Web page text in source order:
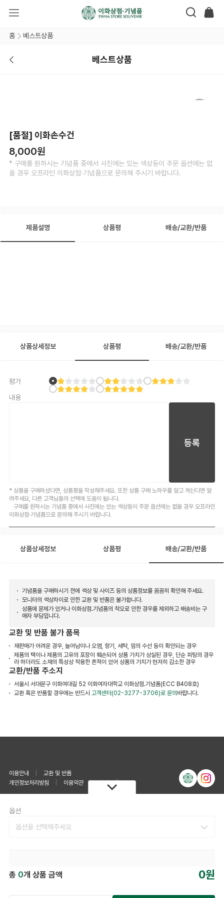
홈 베스트상품
베스트상품
[품절] 이화손수건
8,000원
* 구매를 원하시는 기념품 중에서 사진에는 있는 색상등이 주문 옵션에는 없
을 경우 오프라인 이화상점·기념품으로 문의해 주시기 바랍니다.
제품설명 상품평 배송/교환/반품
상품상세정보 상품평 배송/교환/반품
평가
내용
* 상품을 구매하셨다면, 상품평을 작성해주세요. 또한 상품 구매 노하우를 알고 계신다면 알
려주세요, 다른 고객님들의 선택에 도움이 됩니다.
구매를 원하시는 기념품 중에서 사진에는 있는 색상등이 주문 옵션에는 없을 경우 오프라인
이화상점·기념품으로 문의해 주시기 바랍니다.
상품상세정보 상품평 배송/교환/반품
기념품을 구매하시기 전에 색상 및 사이즈 등의 상품정보를 꼼꼼히 확인해 주세요.
모니터의 색상차이로 인한 교환 및 반품은 불가합니다.
상품에 문제가 있거나 이화상점.기념품의 착오로 인한 경우를 제외하고 배송비는 구
매자 부담입니다.
교환 및 반품 불가 품목
재판매가 어려운 경우, 늘어남이나 오염, 향기, 세탁, 임의 수선 등이 확인되는 경우
제품의 택이나 제품의 고유의 포장이 훼손되어 상품 가치가 상실된 경우, 단순 피팅의 경우
라 하더라도 소재의 특성상 착용한 흔적이 있어 상품의 가치가 현저히 감소한 경우
교환/반품 주소지
서울시 서대문구 이화여대길 52 이화여자대학교 이화상점.기념품(ECC B408호)
교환 혹은 반품할 경우에는 반드시 고객센터(02-3277-3706)로 문의 바랍니다.
옵션
옵션을 선택해주세요
총 0개 상품 금액 0원
이용안내
교환 및 반품
개인정보처리방침
이용약관 | 사이트맵
02-3277-3706
관(대현동, 이화여자대학교)
대표자 : 박애영 개인정보관리책임자 : 윤성희
사업자등록번호 : 309-81-08010사업자정보확인 통신판매번호 : 제 2023-서울서대문-1600 호